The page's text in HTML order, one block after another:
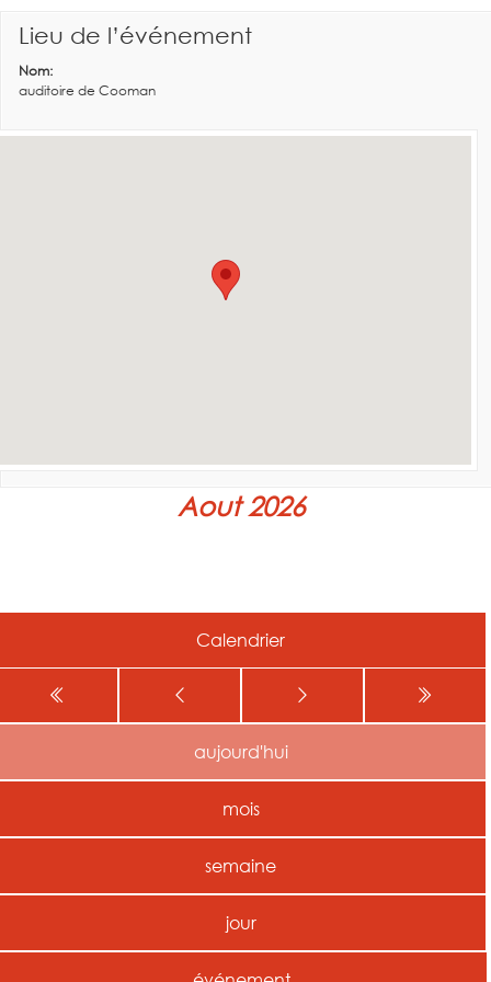
Lieu de l’événement
Nom:
auditoire de Cooman
Aout 2026
Calendrier
aujourd'hui
mois
semaine
jour